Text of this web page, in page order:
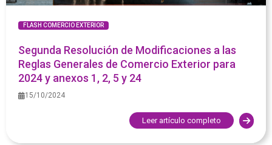
FLASH COMERCIO EXTERIOR
Segunda Resolución de Modificaciones a las
Reglas Generales de Comercio Exterior para
2024 y anexos 1, 2, 5 y 24
15/10/2024
Leer artículo completo